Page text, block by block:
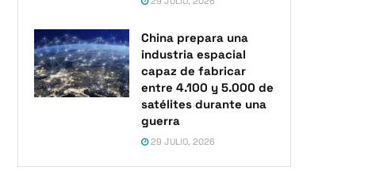
China prepara una
industria espacial
capaz de fabricar
entre 4.100 y 5.000 de
satélites durante una
guerra
29 JULIO, 2026